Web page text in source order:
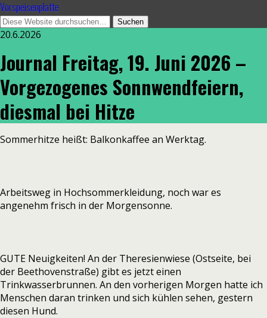
Vorspeisenplatte
20.6.2026
Journal Freitag, 19. Juni 2026 –
Vorgezogenes Sonnwendfeiern,
diesmal bei Hitze
Sommerhitze heißt: Balkonkaffee an Werktag.
Arbeitsweg in Hochsommerkleidung, noch war es
angenehm frisch in der Morgensonne.
GUTE Neuigkeiten! An der Theresienwiese (Ostseite, bei
der Beethovenstraße) gibt es jetzt einen
Trinkwasserbrunnen. An den vorherigen Morgen hatte ich
Menschen daran trinken und sich kühlen sehen, gestern
diesen Hund.